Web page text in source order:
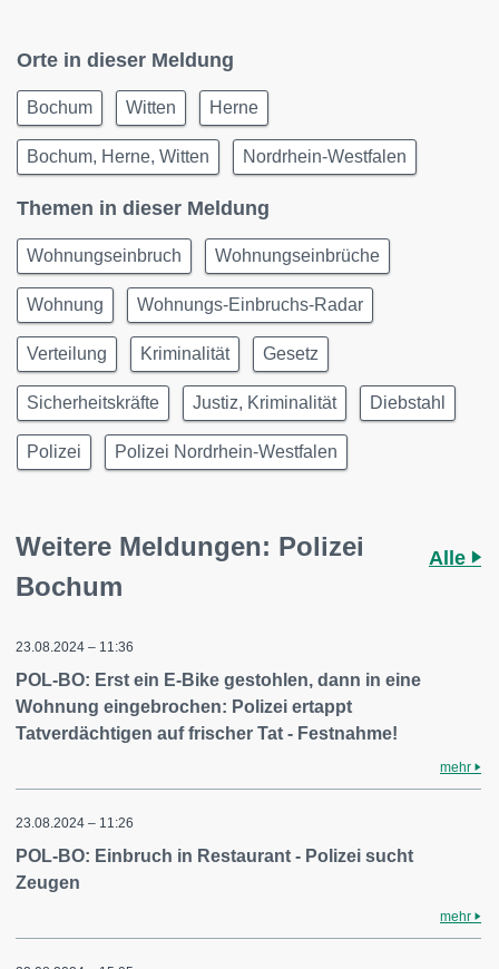
Orte in dieser Meldung
Bochum Witten Herne
Bochum, Herne, Witten Nordrhein-Westfalen
Themen in dieser Meldung
Wohnungseinbruch Wohnungseinbrüche
Wohnung Wohnungs-Einbruchs-Radar
Verteilung Kriminalität Gesetz
Sicherheitskräfte Justiz, Kriminalität Diebstahl
Polizei Polizei Nordrhein-Westfalen
Weitere Meldungen: Polizei
Bochum
Alle
23.08.2024 – 11:36
POL-BO: Erst ein E-Bike gestohlen, dann in eine
Wohnung eingebrochen: Polizei ertappt
Tatverdächtigen auf frischer Tat - Festnahme!
mehr
23.08.2024 – 11:26
POL-BO: Einbruch in Restaurant - Polizei sucht
Zeugen
mehr